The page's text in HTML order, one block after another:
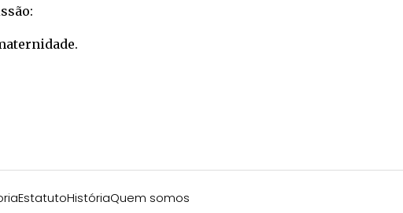
EstatutoHistóriaQuem somos